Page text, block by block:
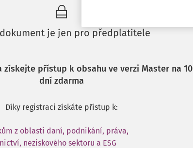
je jen pro předplatitele
získejte přístup k obsahu ve verzi Master na 10
dní zdarma
Díky registraci získáte přístup k:
z oblasti daní, podnikání, práva,
neziskového sektoru a ESG